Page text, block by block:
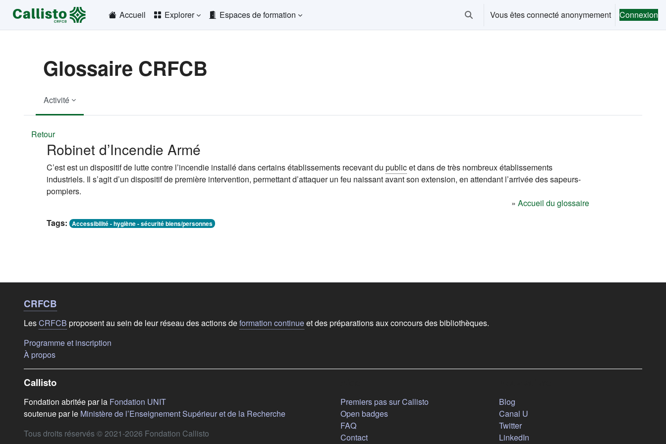
Passer au contenu principal
Accueil
Explorer Espaces de formation Activer/désactiver la saisie de recherche
Vous êtes connecté anonymement Connexion
Glossaire CRFCB
Activité
Retour
Robinet d’Incendie Armé
C’est est un dispositif de lutte contre l’incendie installé dans certains établissements recevant du publicet dans de très nombreux établissements
industriels. Il s’agit d’un dispositif de première intervention, permettant d’attaquer un feu naissant avant son extension, en attendant l’arrivée des sapeurs-
pompiers.
» Accueil du glossaire
Tags: Accessibilité - hygiène - sécurité biens/personnes
Liens de bas de
CRFCB
LesCRFCB proposent au sein de leur réseau des actions deformation continueet des préparations aux concours des bibliothèques.
Programme et inscription
À propos(s'ouvre dans un nouvel onglet)
Callisto
Fondation abritée par la Fondation UNIT(s'ouvre dans un nouvel onglet)
soutenue par le Ministère de l’Enseignement Supérieur et de la Recherche(s'ouvre dans un nouvel onglet)
Tous droits réservés © 2021-2026 Fondation Callisto
Premiers pas sur Callisto
Open badges
FAQ
Contact
Blog(s'ouvre dans un nouvel onglet)
Canal U(s'ouvre dans un nouvel onglet)
Twitter(s'ouvre dans un nouvel onglet)
LinkedIn(s'ouvre dans un nouvel onglet)